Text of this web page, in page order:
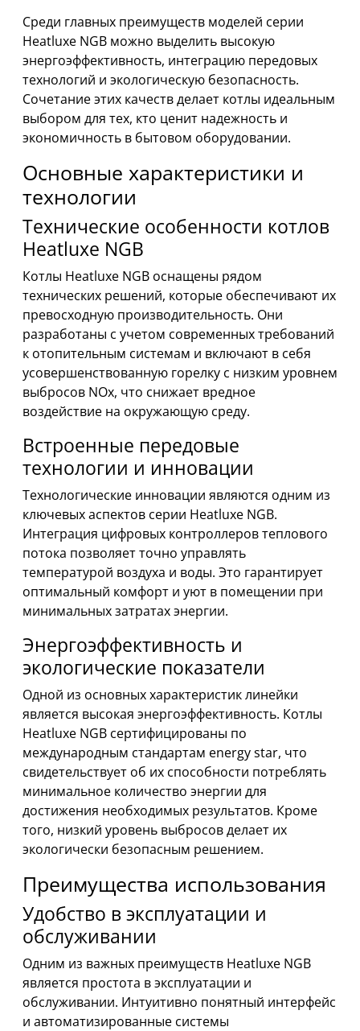
Среди главных преимуществ моделей серии
Heatluxe NGB можно выделить высокую
энергоэффективность, интеграцию передовых
технологий и экологическую безопасность.
Сочетание этих качеств делает котлы идеальным
выбором для тех, кто ценит надежность и
экономичность в бытовом оборудовании.
Основные характеристики и
технологии
Технические особенности котлов
Heatluxe NGB
Котлы Heatluxe NGB оснащены рядом
технических решений, которые обеспечивают их
превосходную производительность. Они
разработаны с учетом современных требований
к отопительным системам и включают в себя
усовершенствованную горелку с низким уровнем
выбросов NOx, что снижает вредное
воздействие на окружающую среду.
Встроенные передовые
технологии и инновации
Технологические инновации являются одним из
ключевых аспектов серии Heatluxe NGB.
Интеграция цифровых контроллеров теплового
потока позволяет точно управлять
температурой воздуха и воды. Это гарантирует
оптимальный комфорт и уют в помещении при
минимальных затратах энергии.
Энергоэффективность и
экологические показатели
Одной из основных характеристик линейки
является высокая энергоэффективность. Котлы
Heatluxe NGB сертифицированы по
международным стандартам energy star, что
свидетельствует об их способности потреблять
минимальное количество энергии для
достижения необходимых результатов. Кроме
того, низкий уровень выбросов делает их
экологически безопасным решением.
Преимущества использования
Удобство в эксплуатации и
обслуживании
Одним из важных преимуществ Heatluxe NGB
является простота в эксплуатации и
обслуживании. Интуитивно понятный интерфейс
и автоматизированные системы